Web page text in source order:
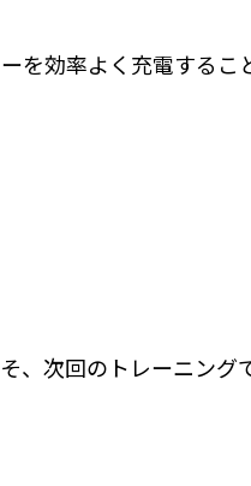
を効率よく充電するこ
、次回のトレーニング